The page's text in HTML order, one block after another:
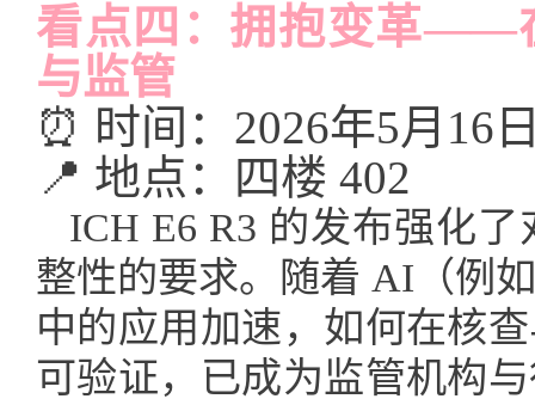
看点四：拥抱变革——
与监管
⏰ 时间：2026年5月16
📍 地点：四楼 402
ICH E6 R3 的发布强化
整性的要求。随着 AI（例
中的应用加速，如何在核
可验证，已成为监管机构